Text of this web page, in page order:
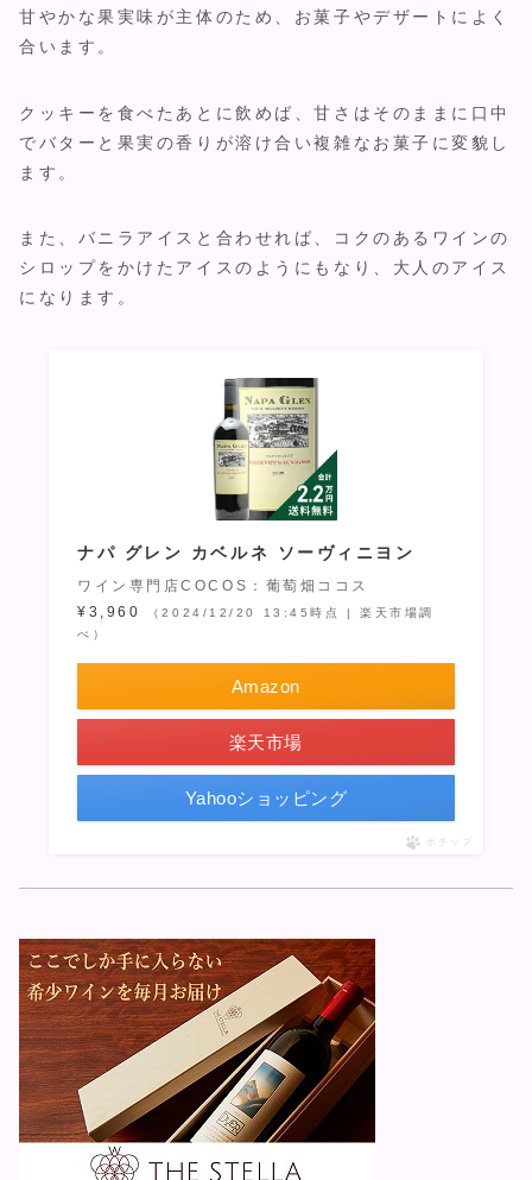
甘やかな果実味が主体のため、お菓子やデザートによく
合います。
クッキーを食べたあとに飲めば、甘さはそのままに口中
でバターと果実の香りが溶け合い複雑なお菓子に変貌し
ます。
また、バニラアイスと合わせれば、コクのあるワインの
シロップをかけたアイスのようにもなり、大人のアイス
になります。
ナパ グレン カベルネ ソーヴィニヨン
ワイン専門店COCOS：葡萄畑ココス
¥3,960
（2024/12/20 13:45時点 | 楽天市場調
べ）
Amazon
楽天市場
Yahooショッピング
ポチップ